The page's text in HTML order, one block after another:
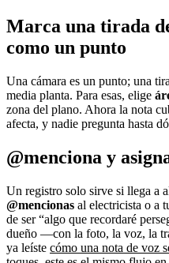
Marca una tirada
como un punto
Una cámara es un punto; una
media planta. Para esas, elige
zona del plano. Ahora la nota
afecta, y nadie pregunta hasta
@menciona y
Un registro solo sirve si llega a
@mencionas al electricista o a
de ser “algo que recordaré
dueño —con la foto, la voz, la
ya leíste cómo una nota de voz